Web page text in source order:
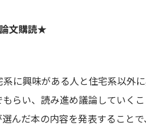
文購読★
に興味がある人と住宅系以外
らい、読み進め議論していく
んだ本の内容を発表すること